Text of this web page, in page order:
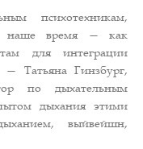
психотехникам,
в наше время — как
для интеграции
— Татьяна Гинзбург,
по дыхательным
дыхания этими
выйвейшн,